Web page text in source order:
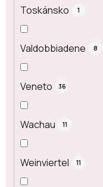
Toskánsko 1
Valdobbiadene 8
Veneto 36
Wachau 11
Weinviertel 11